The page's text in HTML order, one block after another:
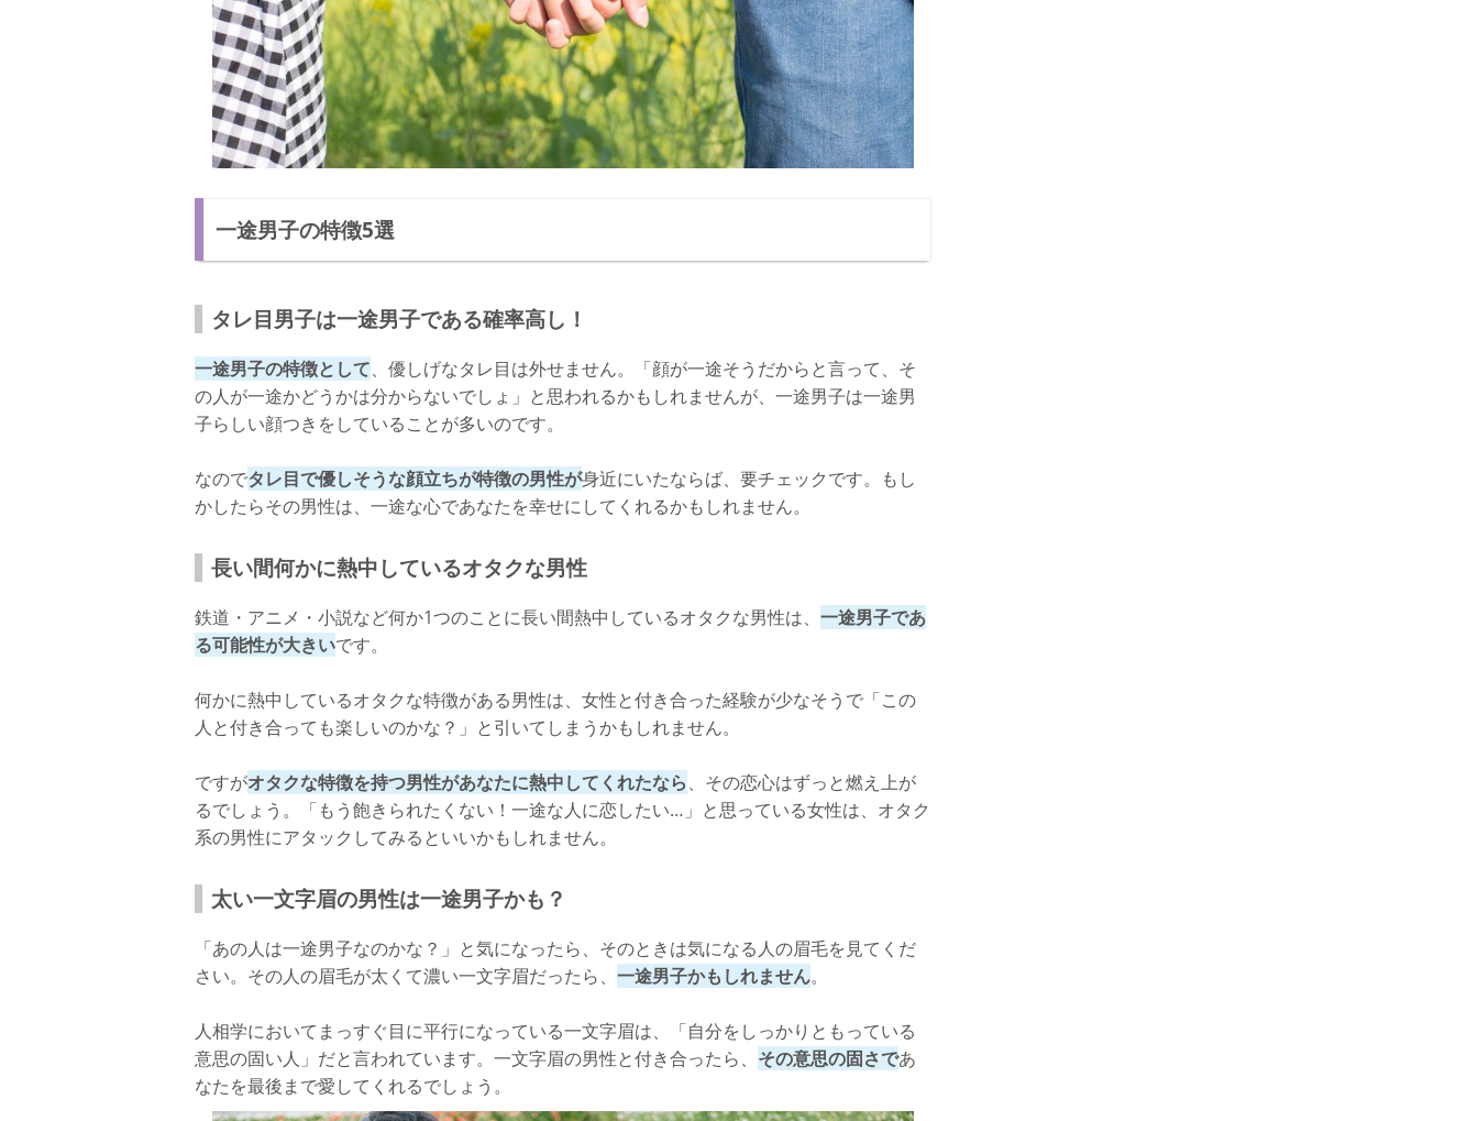
一途男子の特徴5選
タレ目男子は一途男子である確率高し！
一途男子の特徴として、優しげなタレ目は外せません。「顔が一途そうだからと言って、そ
の人が一途かどうかは分からないでしょ」と思われるかもしれませんが、一途男子は一途男
子らしい顔つきをしていることが多いのです。
なのでタレ目で優しそうな顔立ちが特徴の男性が身近にいたならば、要チェックです。もし
かしたらその男性は、一途な心であなたを幸せにしてくれるかもしれません。
長い間何かに熱中しているオタクな男性
鉄道・アニメ・小説など何か1つのことに長い間熱中しているオタクな男性は、 一途男子であ
る可能性が大きいです。
何かに熱中しているオタクな特徴がある男性は、女性と付き合った経験が少なそうで「この
人と付き合っても楽しいのかな？」と引いてしまうかもしれません。
ですがオタクな特徴を持つ男性があなたに熱中してくれたなら、その恋心はずっと燃え上が
るでしょう。「もう飽きられたくない！一途な人に恋したい…」と思っている女性は、オタク
系の男性にアタックしてみるといいかもしれません。
太い一文字眉の男性は一途男子かも？
「あの人は一途男子なのかな？」と気になったら、そのときは気になる人の眉毛を見てくだ
さい。その人の眉毛が太くて濃い一文字眉だったら、 一途男子かもしれません。
人相学においてまっすぐ目に平行になっている一文字眉は、「自分をしっかりともっている
意思の固い人」だと言われています。一文字眉の男性と付き合ったら、 その意思の固さであ
なたを最後まで愛してくれるでしょう。